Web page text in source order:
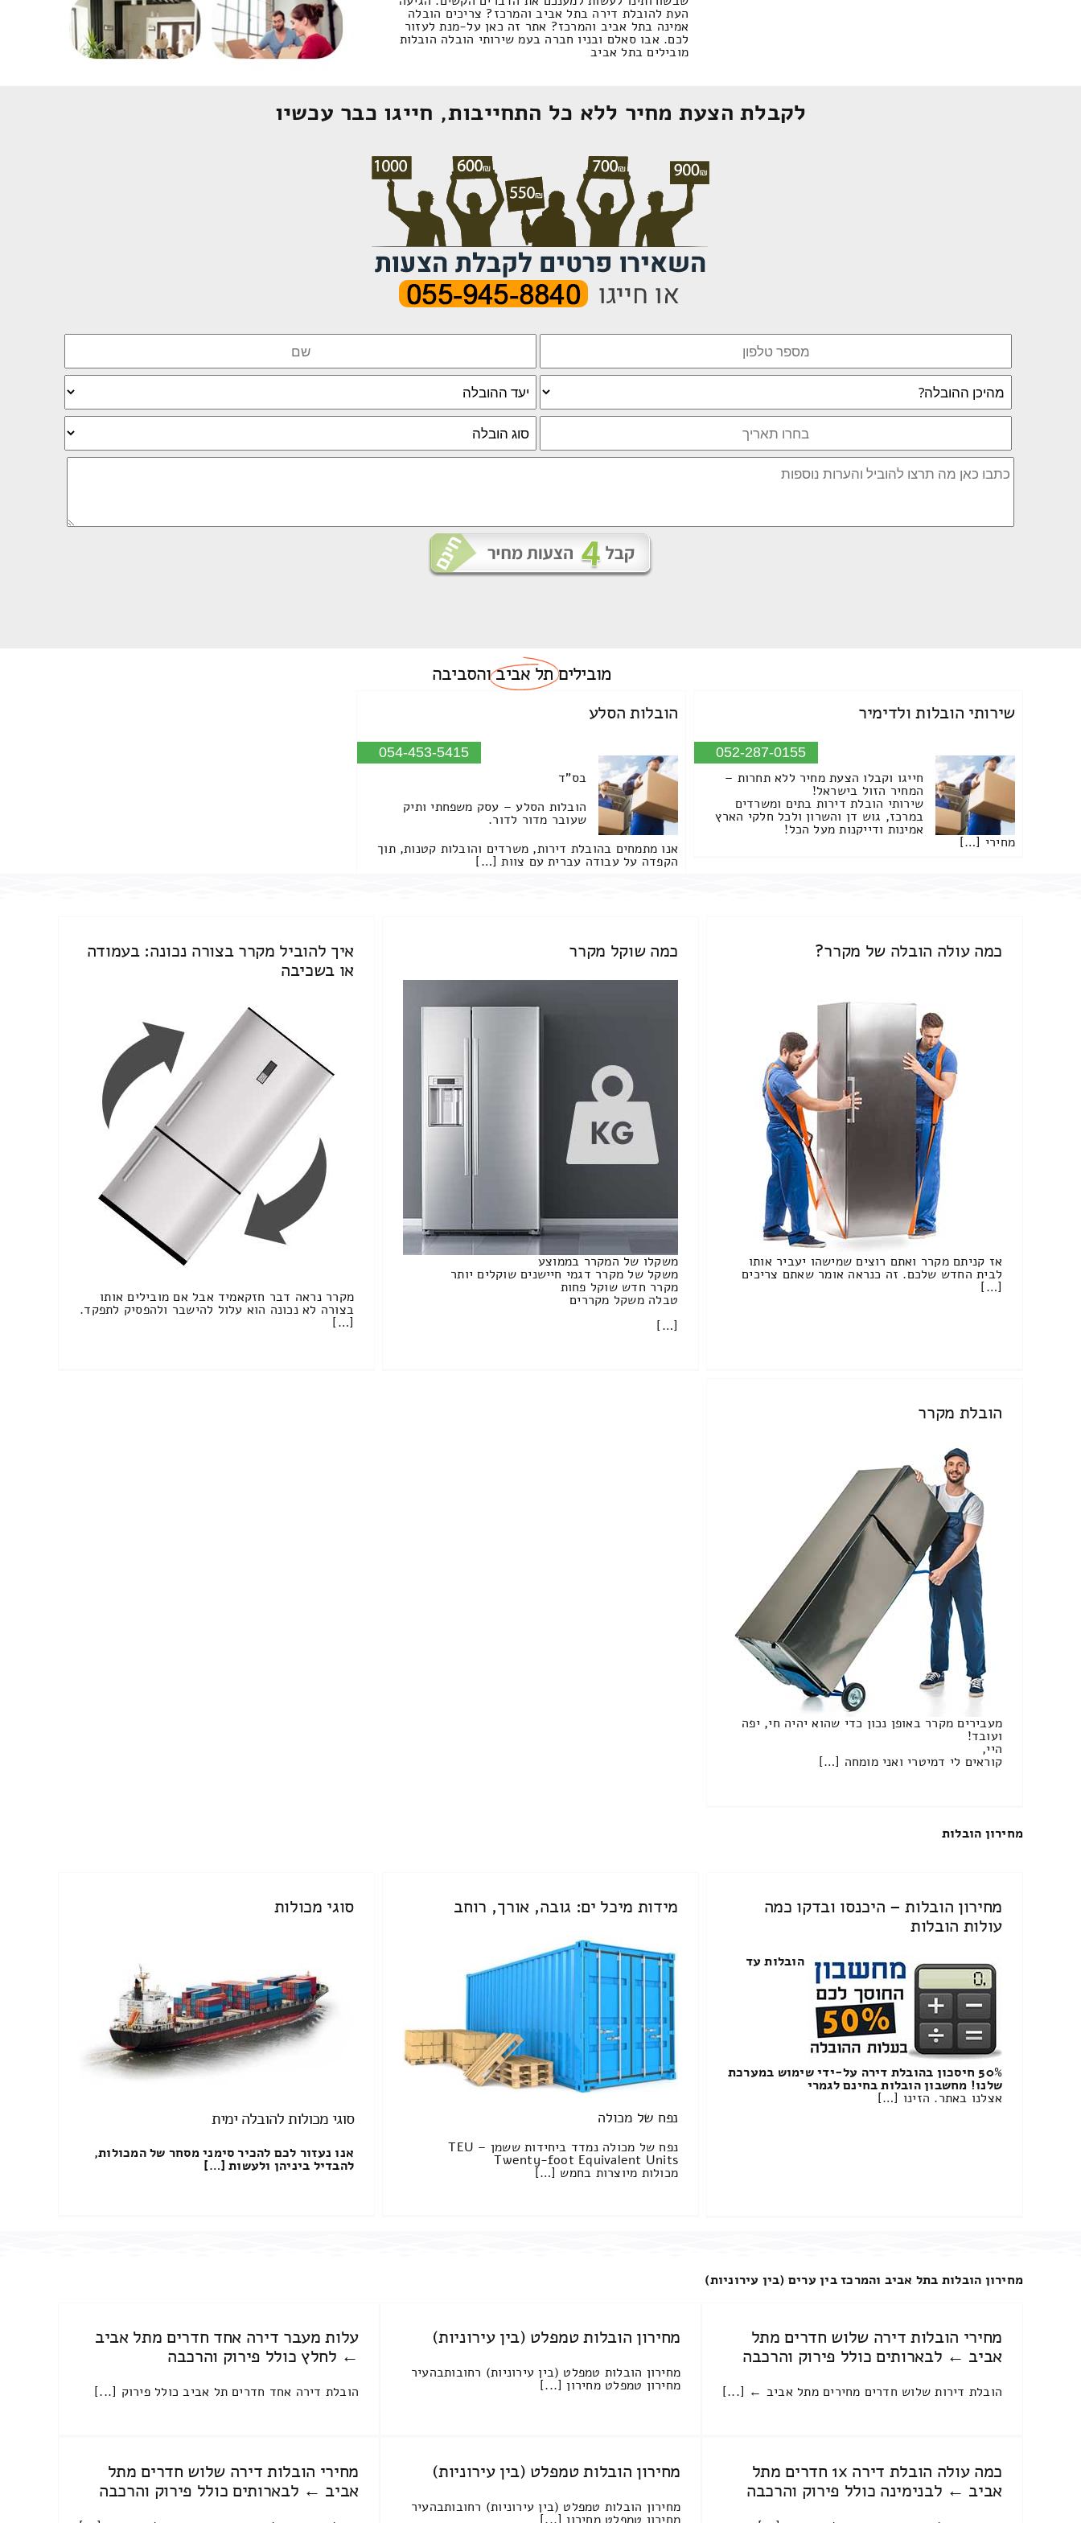
העת להובלת דירה בתל אביב והמרכז? צריכים הובלה
אמינה בתל אביב והמרכז? אתר זה כאן על-מנת לעזור
לכם. אבו סאלם ובניו חברה בעמ שירותי הובלה הובלות
מובילים בתל אביב
לקבלת הצעת מחיר ללא כל התחייבות, חייגו כבר עכשיו
מוביליםתל אביבוהסביבה
שירותי הובלות ולדימיר
052-287-0155
חייגו וקבלו הצעת מחיר ללא תחרות –
המחיר הזול בישראל!
שירותי הובלת דירות בתים ומשרדים
במרכז, גוש דן והשרון ולכל חלקי הארץ
אמינות ודייקנות מעל הכל!
מחירי […]
הובלות הסלע
054-453-5415
בס"ד
הובלות הסלע – עסק משפחתי ותיק
שעובר מדור לדור.
אנו מתמחים בהובלת דירות, משרדים והובלות קטנות, תוך
הקפדה על עבודה עברית עם צוות […]
כמה עולה הובלה של מקרר?
אז קניתם מקרר ואתם רוצים שמישהו יעביר אותו
לבית החדש שלכם. זה כנראה אומר שאתם צריכים
[…]
כמה שוקל מקרר
משקלו של המקרר בממוצע
משקל של מקרר דגמי חיישנים שוקלים יותר
מקרר חדש שוקל פחות
טבלה משקל מקררים
[…]
איך להוביל מקרר בצורה נכונה: בעמודה
או בשכיבה
מקרר נראה דבר חזקאמיד אבל אם מובילים אותו
בצורה לא נכונה הוא עלול להישבר ולהפסיק לתפקד.
[…]
הובלת מקרר
מעבירים מקרר באופן נכון כדי שהוא יהיה חי, יפה
ועובד!
היי,
קוראים לי דמיטרי ואני מומחה […]
מחירון הובלות
מחירון הובלות – היכנסו ובדקו כמה
עולות הובלות
הובלות עד
50% חיסכון בהובלת דירה על-ידי שימוש במערכת
שלנו! מחשבון הובלות בחינם לגמרי
אצלנו באתר. הזינו […]
מידות מיכל ים: גובה, אורך, רוחב
נפח של מכולה
נפח של מכולה נמדד ביחידות ששמן TEU –
Twenty-foot Equivalent Units
מכולות מיוצרות בחמש […]
סוגי מכולות
סוגי מכולות להובלה ימית
אנו נעזור לכם להכיר סימני מסחר של המכולות,
להבדיל ביניהן ולעשות […]
מחירון הובלות בתל אביב והמרכז בין ערים (בין עירוניות)
מחירי הובלות דירה שלוש חדרים מתל
אביב ← לבארותים כולל פירוק והרכבה
הובלת דירות שלוש חדרים מחירים מתל אביב ← [...]
מחירון הובלות טמפלט (בין עירוניות)
מחירון הובלות טמפלט (בין עירוניות) רחובותבהעיר
מחירון טמפלט מחירון [...]
עלות מעבר דירה אחד חדרים מתל אביב
← לחלץ כולל פירוק והרכבה
הובלת דירה אחד חדרים תל אביב כולל פירוק [...]
כמה עולה הובלת דירה 1x חדרים מתל
אביב ← לבנימינה כולל פירוק והרכבה
מחירון הובלות טמפלט (בין עירוניות)
מחירון הובלות טמפלט (בין עירוניות) רחובותבהעיר
מחירי הובלות דירה שלוש חדרים מתל
אביב ← לבארותים כולל פירוק והרכבה